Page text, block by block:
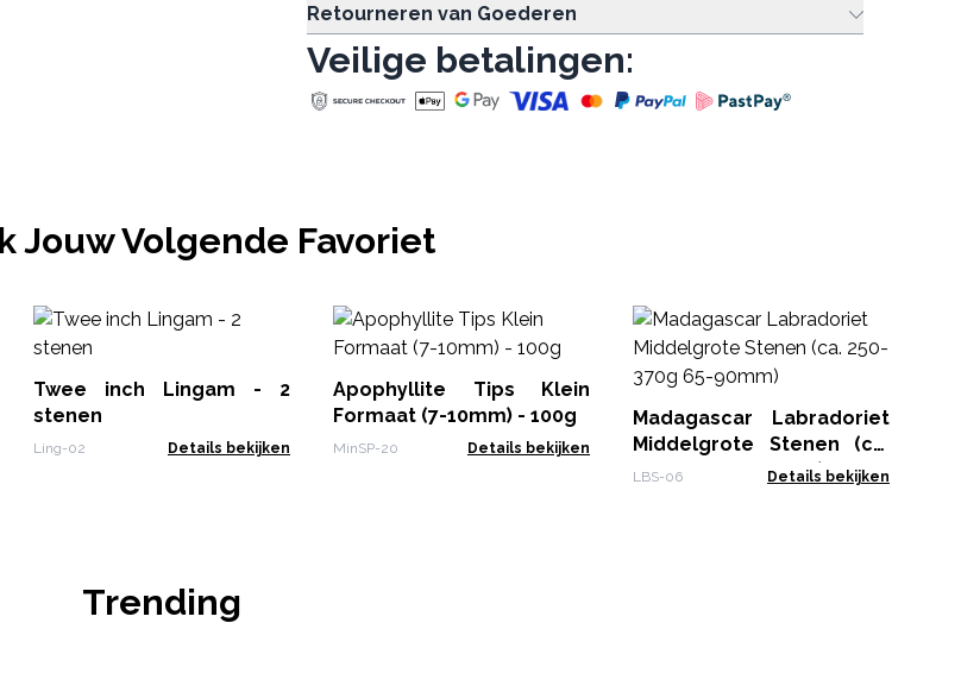
Retourneren van Goederen
Veilige betalingen:
Jouw Volgende Favoriet
Twee inch Lingam - 2
stenen
Ling-02 Details bekijken
Apophyllite Tips Klein
Formaat (7-10mm) - 100g
MinSP-20 Details bekijken
Madagascar Labradoriet
Middelgrote Stenen (ca.
250-370g 65-90mm)
LBS-06 Details bekijken
Trending